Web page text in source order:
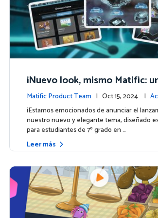
¡Nuevo look, mismo Matific:
cósmica de aprendizaje te
Matific Product Team | Oct 15, 2024 |
la plataforma
¡Estamos emocionados de anunciar el
nuestro nuevo y elegante tema, diseñado
para estudiantes de 7º grado en …
Leer más